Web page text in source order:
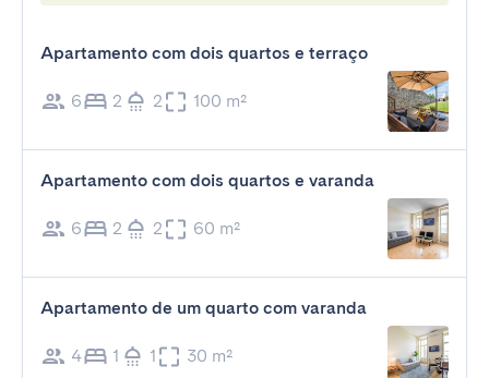
Apartamento com dois quartos e terraço
6 2 2 100 m²
Apartamento com dois quartos e varanda
6 2 2 60 m²
Apartamento de um quarto com varanda
4 1 1 30 m²